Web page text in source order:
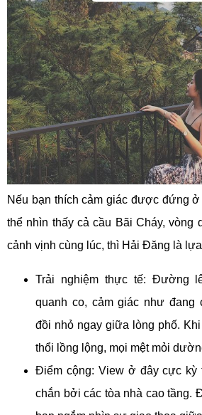
Nếu bạn thích cảm giác được đứng
thể nhìn thấy cả cầu Bãi Cháy, vòng
cảnh vịnh cùng lúc, thì Hải Đăng là
Trải nghiệm thực tế: Đường
quanh co, cảm giác như đang
đồi nhỏ ngay giữa lòng phố.
thổi lồng lộng, mọi mệt mỏi
Điểm cộng: View ở đây cực kỳ
chắn bởi các tòa nhà cao tầng.